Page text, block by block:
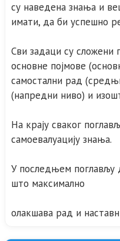
су наведена знања и
имати, да би успешно
Сви задаци су сложени
основне појмове
самостални рад
(напредни ниво) и
На крају сваког
самоевалуацију знања.
У последњем
што максимално
олакшава рад и